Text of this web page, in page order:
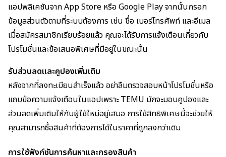
แอปพลิเคชันจาก App Store หรือ Google Play จากนั้นกรอก
ข้อมูลส่วนตัวตามที่ระบบต้องการ เช่น ชื่อ เบอร์โทรศัพท์ และอีเมล
เมื่อสมัครสมาชิกเรียบร้อยแล้ว คุณจะได้รับการแจ้งเตือนเกี่ยวกับ
โปรโมชั่นและข้อเสนอพิเศษที่มีอยู่ในขณะนั้น
รับส่วนลดและคูปองเพิ่มเติม
หลังจากที่ลงทะเบียนสำเร็จแล้ว อย่าลืมตรวจสอบหน้าโปรโมชั่นหรือ
แถบข้อความแจ้งเตือนในแอปเพราะ TEMU มักจะมอบคูปองและ
ส่วนลดเพิ่มเติมให้กับผู้ใช้ใหม่อยู่เสมอ การใช้สิทธิพิเศษนี้จะช่วยให้
คุณสามารถซื้อสินค้าที่ต้องการได้ในราคาที่ถูกลงกว่าเดิม
การใช้ฟังก์ชันการค้นหาและกรองสินค้า